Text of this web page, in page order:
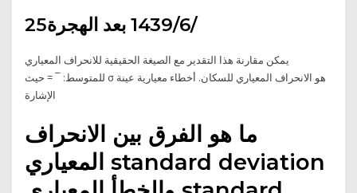
25‏‏/6‏‏/1439 بعد الهجرة
يمكن مقارنة هذا التقدير مع الصيغة الحقيقية للانحراف المعياري
للمتوسط: ¯ = حيث σ هو الانحراف المعياري للسكان. أخطاء معيارية عينة
الإشارة
ما هو الفرق بين الانحراف
المعياري standard deviation